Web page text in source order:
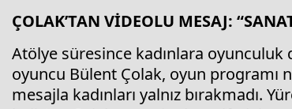
ÇOLAK’TAN VİDEOLU MESAJ:
Atölye süresince kadınlara
oyuncu Bülent Çolak, oyun programı
mesajla kadınları yalnız bırakmadı.